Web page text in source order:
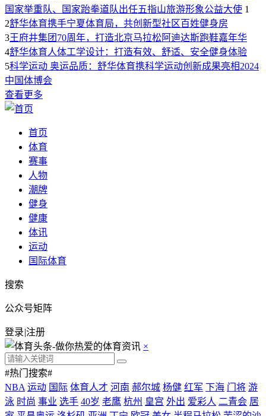
国家举重队、国家跆拳道队出任五指山旅游形象公益大使 1
2舒华体育携手宁夏体育局，共创新型社区百姓健身房
3王府井集团70周年，打造北京马拉松阿迪达斯跑鞋嘉年华
4舒华体育人体工学设计：打造有效、舒适、安全健身体验
5科学运动 奥运品质：舒华体育携科学运动创新成果亮相2024
中国体博会
查看更多
首页
体育
赛事
人物
潮牌
健身
健康
体讯
运动
国际体育
搜索
公众号矩阵
登录|注册
×
#热门搜索#
NBA 运动 国际 体育人才 河南 郝尔城 杨健 红军 下海 门将 游
泳 时尚 事业 选手 40岁 老鹰 杭州 皇宫 外出 爱彩人 二青会 居